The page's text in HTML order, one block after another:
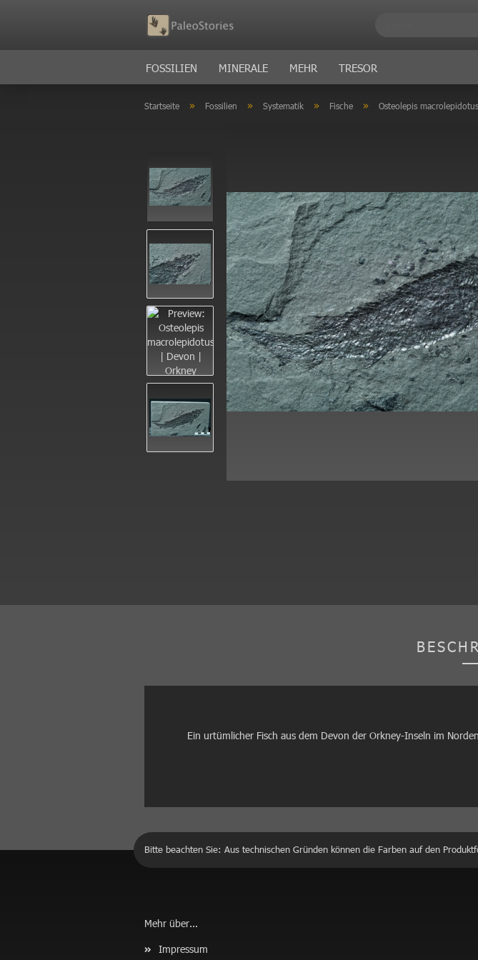
FOSSILIEN MINERALE MEHR TRESOR
Startseite » Fossilien » Systematik » Fische » Osteolepis
Ein urtümlicher Fisch aus dem Devon der Orkney-Inseln im
Bitte beachten Sie: Aus technischen Gründen können die Farben auf den
Mehr über...
Impressum